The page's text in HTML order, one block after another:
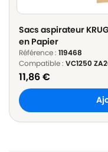
Sacs aspirateur
en Papier
Référence : 119468
Compatible : VC1250
11,86€